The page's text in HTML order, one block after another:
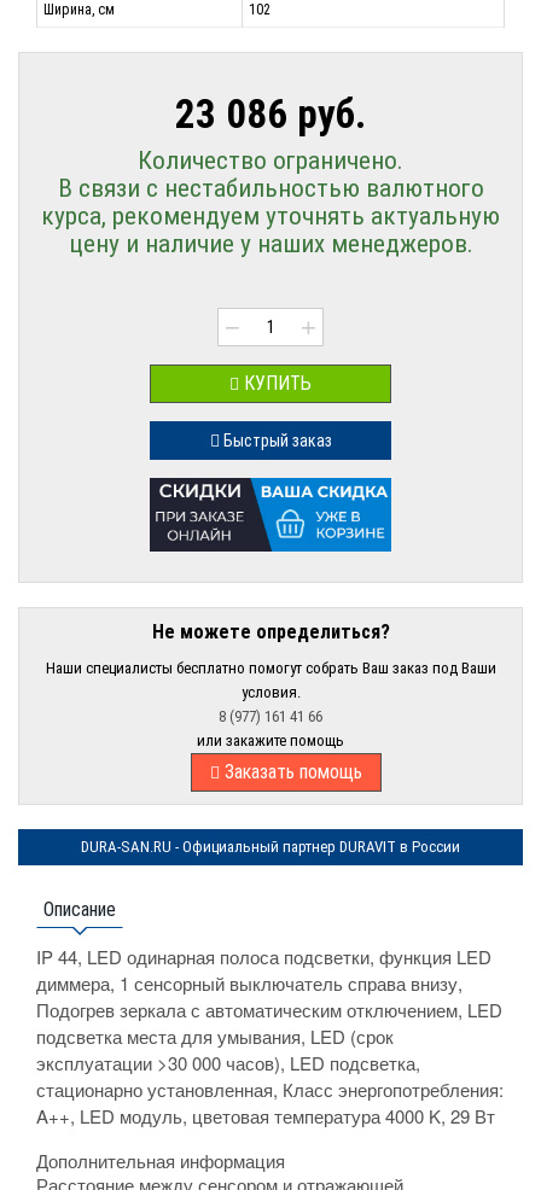
Ширина, см
102
23 086 руб.
Количество ограничено.
В связи с нестабильностью валютного
курса, рекомендуем уточнять актуальную
цену и наличие у наших менеджеров.
− +
КУПИТЬ
Быстрый заказ
Не можете определиться?
Наши специалисты бесплатно помогут собрать Ваш заказ под Ваши
условия.
8 (977) 161 41 66
или закажите помощь
Заказать помощь
DURA-SAN.RU - Официальный партнер DURAVIT в России
Описание
IP 44, LED одинарная полоса подсветки, функция LED
диммера, 1 сенсорный выключатель справа внизу,
Подогрев зеркала с автоматическим отключением, LED
подсветка места для умывания, LED (срок
эксплуатации >30 000 часов), LED подсветка,
стационарно установленная, Класс энергопотребления:
A++, LED модуль, цветовая температура 4000 K, 29 Вт
Дополнительная информация
Расстояние между сенсором и отражающей